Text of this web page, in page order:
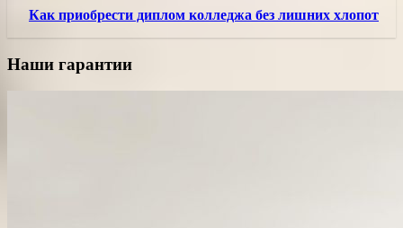
Как приобрести диплом колледжа без лишних хлопот
Наши гарантии